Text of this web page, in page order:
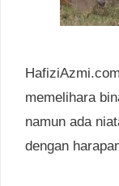
memelihara
namun ada
dengan